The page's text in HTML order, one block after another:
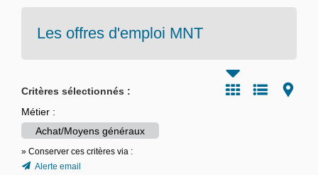
Les offres d'emploi MNT
Critères sélectionnés :
Métier :
Achat/Moyens généraux
» Conserver ces critères via :
Alerte email